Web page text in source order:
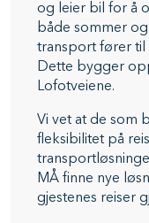
og leier bil for å
både sommer
transport fører til
Dette bygger
Lofotveiene.
Vi vet at de som
fleksibilitet på
MÅ finne nye
gjestenes reiser